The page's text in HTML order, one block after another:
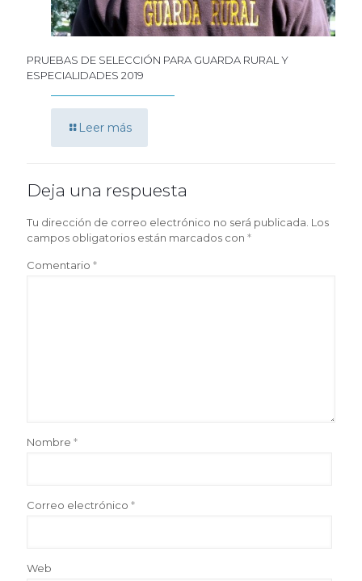
PRUEBAS DE SELECCIÓN PARA GUARDA RURAL Y
ESPECIALIDADES 2019
Leer más
Deja una respuesta
Tu dirección de correo electrónico no será publicada. Los
campos obligatorios están marcados con *
Comentario *
Nombre *
Correo electrónico *
Web